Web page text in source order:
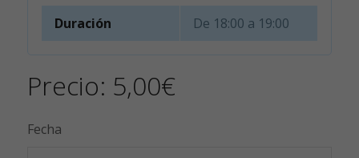
Duración
De 18:00 a 19:00
Precio: 5,00€
Fecha